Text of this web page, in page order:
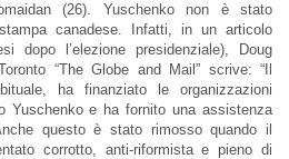
(26). Yuschenko non è stato
canadese. Infatti, in un articolo
dopo l’elezione presidenziale), Doug
“The Globe and Mail” scrive: “Il
ha finanziato le organizzazioni
Yuschenko e ha fornito una assistenza
questo è stato rimosso quando il
corrotto, anti-riformista e pieno di